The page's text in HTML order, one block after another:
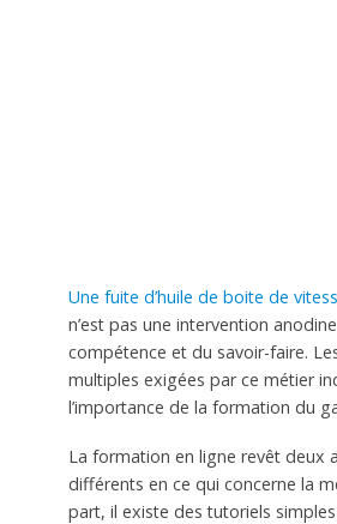
Une fuite d’huile de boite de
n’est pas une intervention
compétence et du savoir-faire.
multiples exigées par ce métier
l’importance de la formation du
La formation en ligne revêt deux
différents en ce qui concerne la
part, il existe des tutoriels